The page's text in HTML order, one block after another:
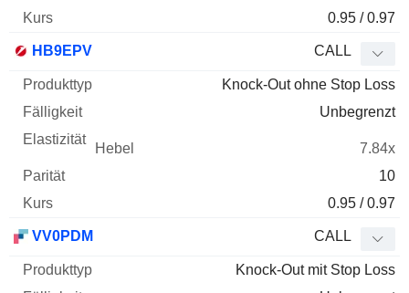
0.95 / 0.97
HB9EPV CALL
Knock-Out ohne Stop Loss
Unbegrenzt
7.84x
10
0.95 / 0.97
VV0PDM CALL
Knock-Out mit Stop Loss